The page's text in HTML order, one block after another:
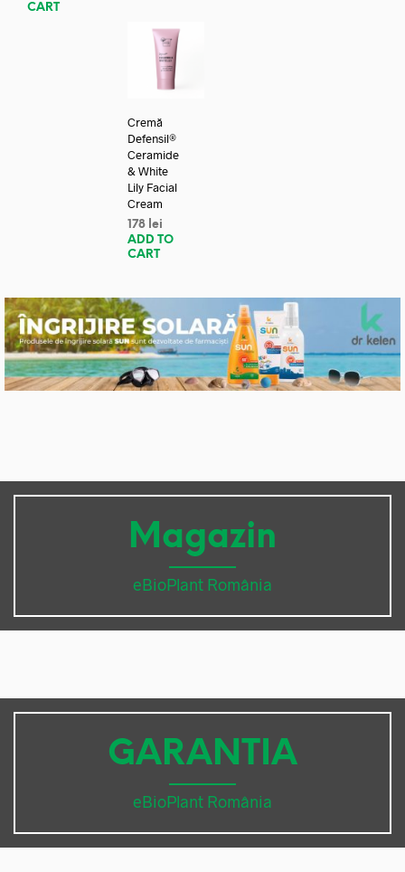
CART
Cremă
Defensil®
Ceramide
& White
Lily Facial
Cream
178 lei
ADD TO
CART
Magazin
eBioPlant România
GARANTIA
eBioPlant România